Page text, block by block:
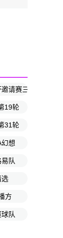
请赛三四名决赛
19轮
31轮
幻想
队
选
方
队